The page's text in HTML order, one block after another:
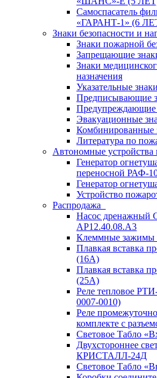
Самоспасатель
«ГАРАНТ-1» (6
Знаки безопасности и
Знаки пожарной
Запрещающие
Знаки
назначения
Указательные знаки
Предписывающие
Предупреждающие
Эвакуационные
Комбинированные
Литература по
Автономные
Генератор
переносной РАФ-
Генератор
Устройство
Распродажа
Насос дренажный
АP12.40.08.A3
Клеммные зажимы
Плавкая вставка
(16А)
Плавкая вставка
(25А)
Реле тепловое
0007-0010)
Реле
комплекте с
Световое Табло
Двухстороннее
КРИСТАЛЛ-24Д
Световое Табло